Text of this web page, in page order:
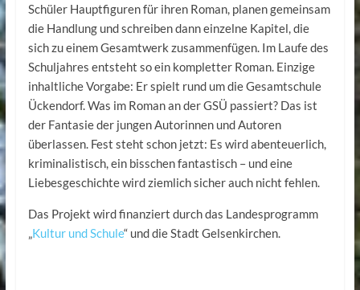
Schüler Hauptfiguren für ihren Roman, planen gemeinsam
die Handlung und schreiben dann einzelne Kapitel, die
sich zu einem Gesamtwerk zusammenfügen. Im Laufe des
Schuljahres entsteht so ein kompletter Roman. Einzige
inhaltliche Vorgabe: Er spielt rund um die Gesamtschule
Ückendorf. Was im Roman an der GSÜ passiert? Das ist
der Fantasie der jungen Autorinnen und Autoren
überlassen. Fest steht schon jetzt: Es wird abenteuerlich,
kriminalistisch, ein bisschen fantastisch – und eine
Liebesgeschichte wird ziemlich sicher auch nicht fehlen.
Das Projekt wird finanziert durch das Landesprogramm
„Kultur und Schule“ und die Stadt Gelsenkirchen.